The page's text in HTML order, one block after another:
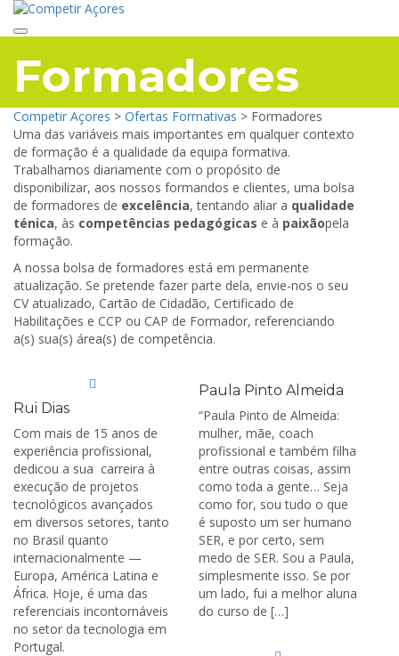
Toggle navigation
Formadores
Competir Açores > Ofertas Formativas > Formadores
Uma das variáveis mais importantes em qualquer contexto
de formação é a qualidade da equipa formativa.
Trabalhamos diariamente com o propósito de
disponibilizar, aos nossos formandos e clientes, uma bolsa
de formadores de excelência, tentando aliar a qualidade
ténica, às competências pedagógicas e à paixãopela
formação.
A nossa bolsa de formadores está em permanente
atualização. Se pretende fazer parte dela, envie-nos o seu
CV atualizado, Cartão de Cidadão, Certificado de
Habilitações e CCP ou CAP de Formador, referenciando
a(s) sua(s) área(s) de competência.
Rui Dias
Com mais de 15 anos de
experiência profissional,
dedicou a sua carreira à
execução de projetos
tecnológicos avançados
em diversos setores, tanto
no Brasil quanto
internacionalmente —
Europa, América Latina e
África. Hoje, é uma das
referenciais incontornáveis
no setor da tecnologia em
Portugal.
Paula Pinto Almeida
“Paula Pinto de Almeida:
mulher, mãe, coach
profissional e também filha
entre outras coisas, assim
como toda a gente… Seja
como for, sou tudo o que
é suposto um ser humano
SER, e por certo, sem
medo de SER. Sou a Paula,
simplesmente isso. Se por
um lado, fui a melhor aluna
do curso de […]